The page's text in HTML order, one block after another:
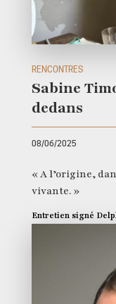
RENCONTRES
Sabine
dedans
08/06/2025
« A l’origine,
vivante. »
Entretien signé